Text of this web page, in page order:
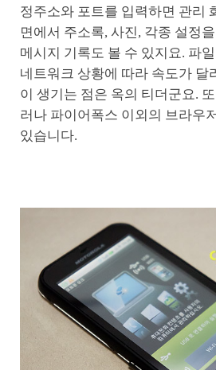
정주소와 포트를 입력하면 관리
면에서 주소록, 사진, 각종 설정
메시지 기록도 볼 수 있지요. 파
네트워크 상황에 따라 속도가 달
이 생기는 점은 옥의 티더군요.
러나 파이어폭스 이외의 브라우
있습니다.